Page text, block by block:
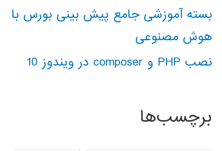
بسته آموزشی جامع پیش بینی بورس با
هوش مصنوعی
نصب PHP و composer در ویندوز 10
برچسب‌ها